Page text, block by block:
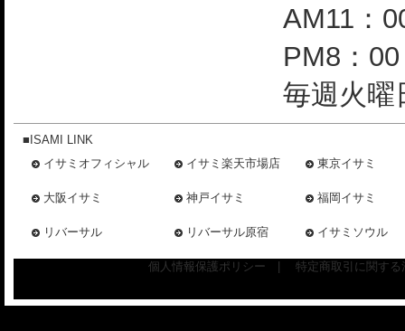
AM11：
PM8：
毎週火曜
■ISAMI LINK
イサミオフィシャル
イサミ楽天市場店 東京イサミ
大阪イサミ 神戸イサミ 福岡イサミ
リバーサル リバーサル原宿 イサミソウル
個人情報保護ポリシー 特定商取引に関す